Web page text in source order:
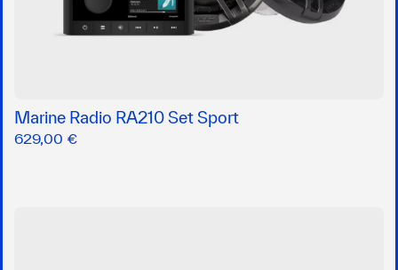
Marine Radio RA210 Set Sport
629,00 €